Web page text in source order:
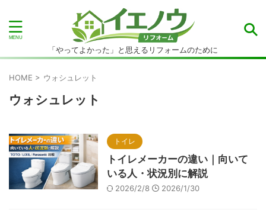
「やってよかった」と思えるリフォームのために
HOME > ウォシュレット
ウォシュレット
トイレ
トイレメーカーの違い｜向いて
いる人・状況別に解説
2026/2/8 2026/1/30